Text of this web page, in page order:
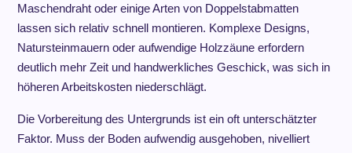
Maschendraht oder einige Arten von Doppelstabmatten
lassen sich relativ schnell montieren. Komplexe Designs,
Natursteinmauern oder aufwendige Holzzäune erfordern
deutlich mehr Zeit und handwerkliches Geschick, was sich in
höheren Arbeitskosten niederschlägt.
Die Vorbereitung des Untergrunds ist ein oft unterschätzter
Faktor. Muss der Boden aufwendig ausgehoben, nivelliert